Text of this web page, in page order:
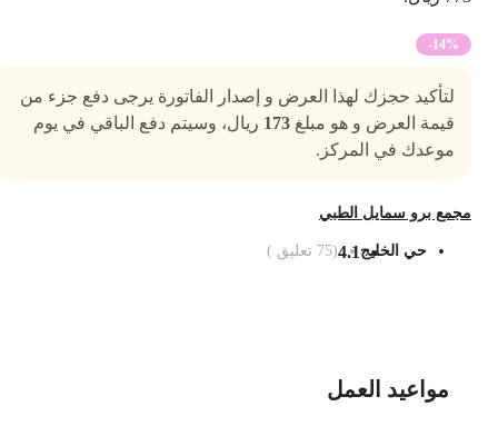
-14%
لتأكيد حجزك لهذا العرض و إصدار الفاتورة يرجى دفع جزء من
قيمة العرض و هو مبلغ173 ريال، وسيتم دفع الباقي في يوم
موعدك في المركز.
برو سمايل الطبي
حي الخليج4.1
(
75تعليق )
مواعيد العمل